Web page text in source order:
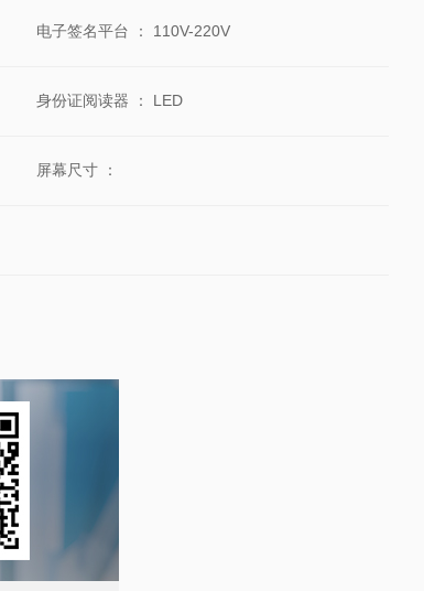
电子签名平台 ： 110V-220V
身份证阅读器 ： LED
屏幕尺寸 ：